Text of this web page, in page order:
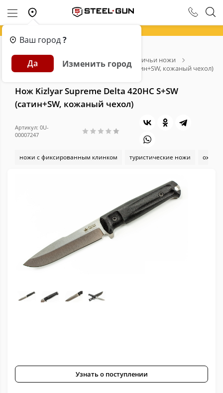
Ваш город?
Да Изменить город
Главная Каталог
Охотничьи ножи
Нож Kizlyar Supreme Delta 420НС S+SW (сатин+SW, кожаный чехол)
Нож Kizlyar Supreme Delta 420НС S+SW
(сатин+SW, кожаный чехол)
Артикул: 0U-
00007247
ножи с фиксированным клинком туристические ножи
Узнать о поступлении